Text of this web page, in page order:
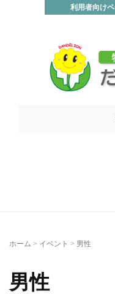
利用者向け
ホーム > イベント > 男性
男性